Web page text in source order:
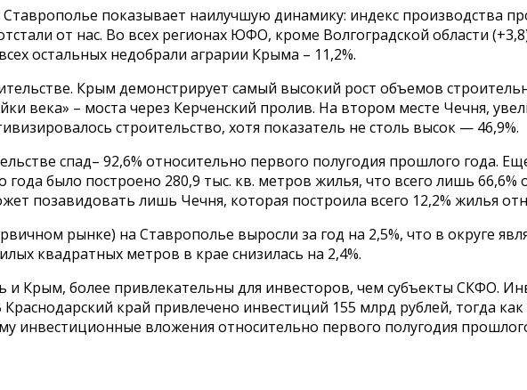
показывает наилучшую динамику: индекс производства
от нас. Во всех регионах ЮФО, кроме Волгоградской области
остальных недобрали аграрии Крыма – 11,2%.
Крым демонстрирует самый высокий рост объемов
века» – моста через Керченский пролив. На втором месте Чечня,
строительство, хотя показатель не столь высок — 46,9%.
спад– 92,6% относительно первого полугодия прошлого года.
года было построено 280,9 тыс. кв. метров жилья, что всего лишь
позавидовать лишь Чечня, которая построила всего 12,2% жилья
рынке) на Ставрополье выросли за год на 2,5%, что в округе
квадратных метров в крае снизилась на 2,4%.
Крым, более привлекательны для инвесторов, чем субъекты СКФО.
Краснодарский край привлечено инвестиций 155 млрд рублей, тогда
инвестиционные вложения относительно первого полугодия